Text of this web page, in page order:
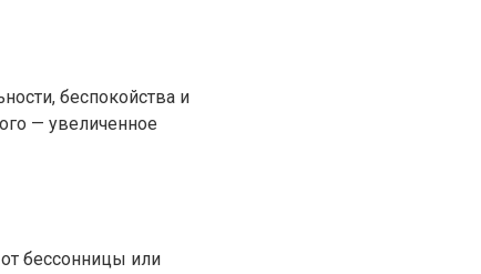
беспокойства и
— увеличенное
бессонницы или